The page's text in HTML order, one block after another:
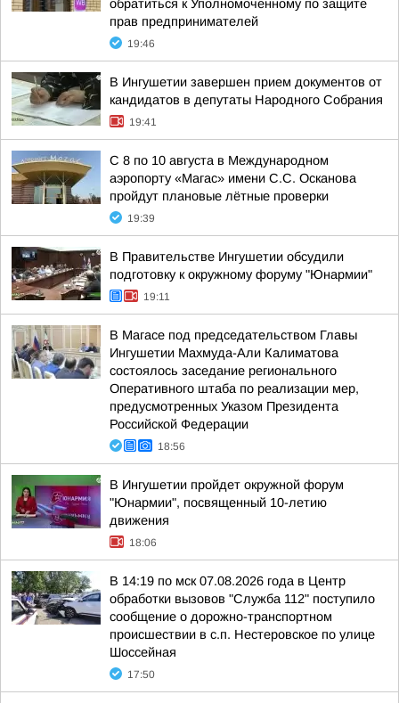
обратиться к Уполномоченному по защите
прав предпринимателей
19:46
В Ингушетии завершен прием документов от
кандидатов в депутаты Народного Собрания
19:41
С 8 по 10 августа в Международном
аэропорту «Магас» имени С.С. Осканова
пройдут плановые лётные проверки
19:39
В Правительстве Ингушетии обсудили
подготовку к окружному форуму "Юнармии"
19:11
В Магасе под председательством Главы
Ингушетии Махмуда-Али Калиматова
состоялось заседание регионального
Оперативного штаба по реализации мер,
предусмотренных Указом Президента
Российской Федерации
18:56
В Ингушетии пройдет окружной форум
"Юнармии", посвященный 10-летию
движения
18:06
В 14:19 по мск 07.08.2026 года в Центр
обработки вызовов "Служба 112" поступило
сообщение о дорожно-транспортном
происшествии в с.п. Нестеровское по улице
Шоссейная
17:50